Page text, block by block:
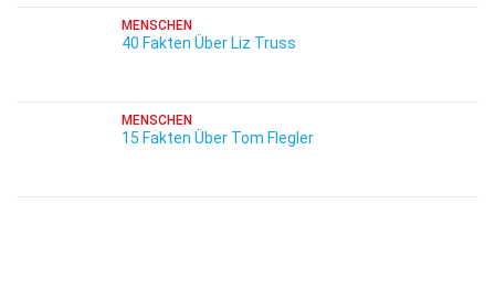
MENSCHEN
40 Fakten Über Liz Truss
MENSCHEN
15 Fakten Über Tom Flegler